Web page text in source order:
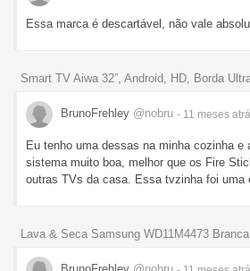
Essa marca é descartável, não vale
Smart TV Aiwa 32”, Android, HD, Borda
BrunoFrehley @nobru - 11 meses
Eu tenho uma dessas na minha cozinha e
sistema muito boa, melhor que os Fire
outras TVs da casa. Essa tvzinha foi uma
Lava & Seca Samsung WD11M4473